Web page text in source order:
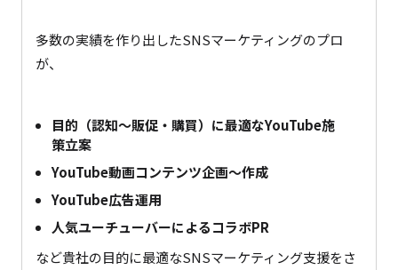
多数の実績を作り出したSNSマーケティングのプロ
が、
目的（認知～販促・購買）に最適なYouTube施
策立案
YouTube動画コンテンツ企画～作成
YouTube広告運用
人気ユーチューバーによるコラボPR
など貴社の目的に最適なSNSマーケティング支援をさ